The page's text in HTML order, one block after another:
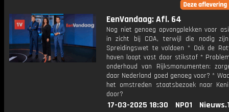
EenVandaag: Afl. 64
Nog niet genoeg opvangplekken voor
in zicht bij COA, terwijl die nodig
Spreidingswet te voldoen * Ook de
haven loopt vast door stikstof *
onderhoud van Rijksmonumenten:
daar Nederland goed genoeg voor? *
het omstreden staatsbezoek naar
door?
17-03-2025 18:30 NPO1